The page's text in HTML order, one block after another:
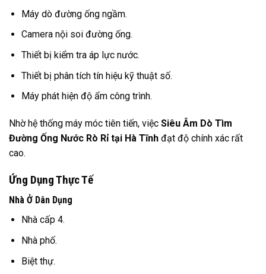
Máy dò đường ống ngầm.
Camera nội soi đường ống.
Thiết bị kiểm tra áp lực nước.
Thiết bị phân tích tín hiệu kỹ thuật số.
Máy phát hiện độ ẩm công trình.
Nhờ hệ thống máy móc tiên tiến, việc Siêu Âm Dò Tìm
Đường Ống Nước Rò Rỉ tại Hà Tĩnh đạt độ chính xác rất
cao.
Ứng Dụng Thực Tế
Nhà Ở Dân Dụng
Nhà cấp 4.
Nhà phố.
Biệt thự.